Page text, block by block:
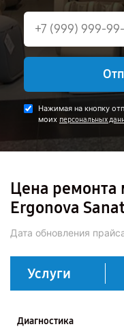
Нажимая на кнопку
моих персональных
Цена ремонта
Ergonova
Дата обновления
Услуги
Диагностика